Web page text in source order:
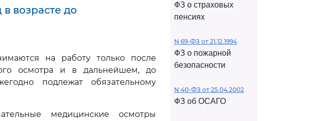
возрасте до
на работу только после
осмотра и в дальнейшем, до
подлежат обязательному
медицинские осмотры
ФЗ о страховых
пенсиях
N 69-ФЗ от 21.12.1994
ФЗ о пожарной
безопасности
N 40-ФЗ от 25.04.2002
ФЗ об ОСАГО